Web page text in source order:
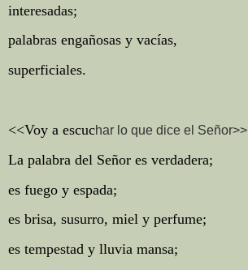
interesadas;
palabras engañosas y vacías,
superficiales.
<<Voy a escuchar lo que dice el Señor>>
La palabra del Señor es verdadera;
es fuego y espada;
es brisa, susurro, miel y perfume;
es tempestad y lluvia mansa;